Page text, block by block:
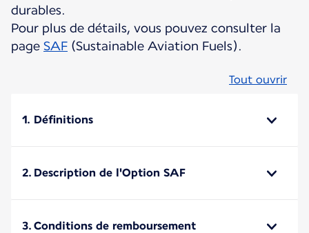
durables.
Pour plus de détails, vous pouvez consulter la
page SAF (Sustainable Aviation Fuels).
Tout ouvrir
1. Définitions
2. Description de l'Option SAF
3. Conditions de remboursement